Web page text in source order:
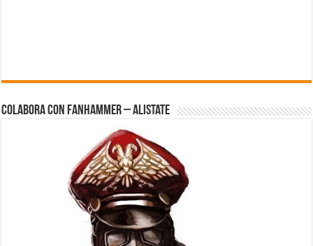
Colabora con FanHammer – Alistate